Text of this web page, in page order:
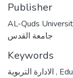
Publisher
AL-Quds
جامعة القدس
Keywords
,